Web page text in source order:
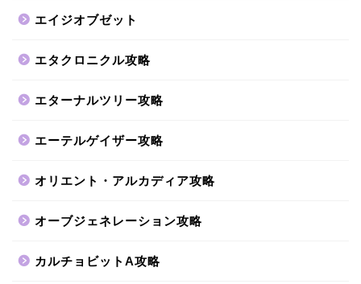
エイジオブゼット
エタクロニクル攻略
エターナルツリー攻略
エーテルゲイザー攻略
オリエント・アルカディア攻略
オーブジェネレーション攻略
カルチョビットA攻略